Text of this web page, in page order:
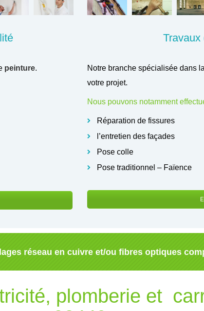
peinture.
Travaux
Notre branche spécialisée dans
votre projet.
Nous pouvons notamment
Réparation de fissures
l’entretien des façades
Pose colle
Pose traditionnel – Faïence
réseau en cuivre et/ou fibres optiques
plomberie et